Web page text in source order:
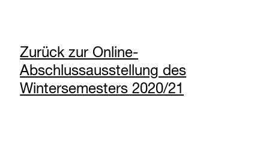
Zurück zur Online-
Abschlussausstellung des
Wintersemesters 2020/21